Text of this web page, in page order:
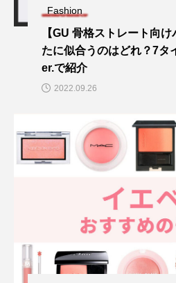
Fashion
【GU 骨格ストレート向
たに似合うのはどれ？7タ
er.で紹介
2022.09.26